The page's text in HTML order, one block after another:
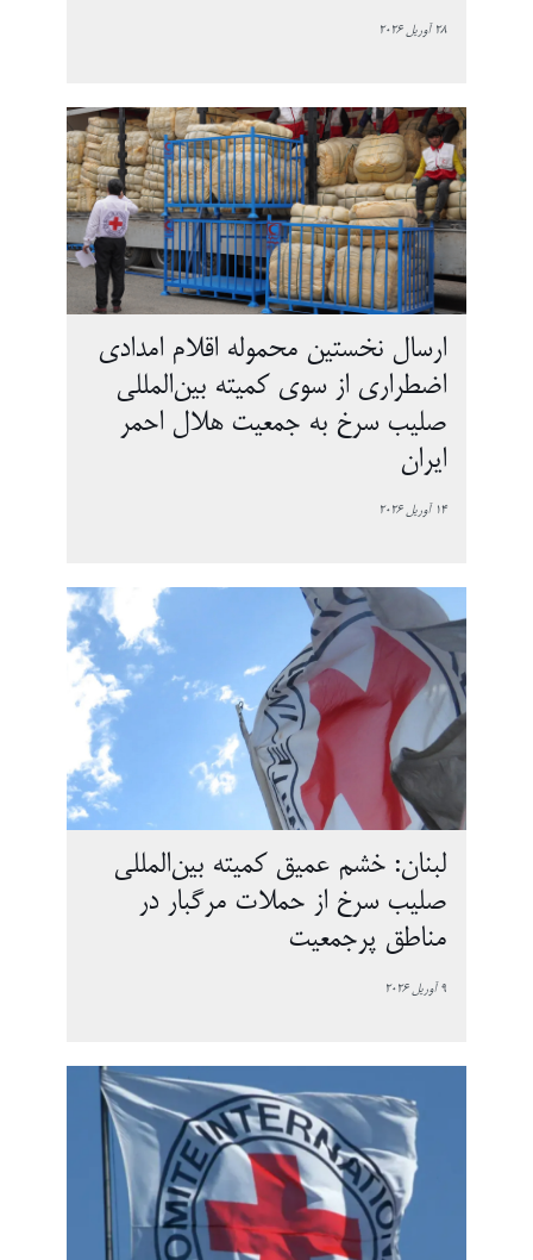
28 آوریل 2026
ارسال نخستین محموله اقلام امدادی
اضطراری از سوی کمیته بین‌المللی
صلیب سرخ به جمعیت هلال احمر
ایران
14 آوریل 2026
لبنان: خشم عمیق کمیته بین‌المللی
صلیب سرخ از حملات مرگبار در
مناطق پرجمعیت
9 آوریل 2026